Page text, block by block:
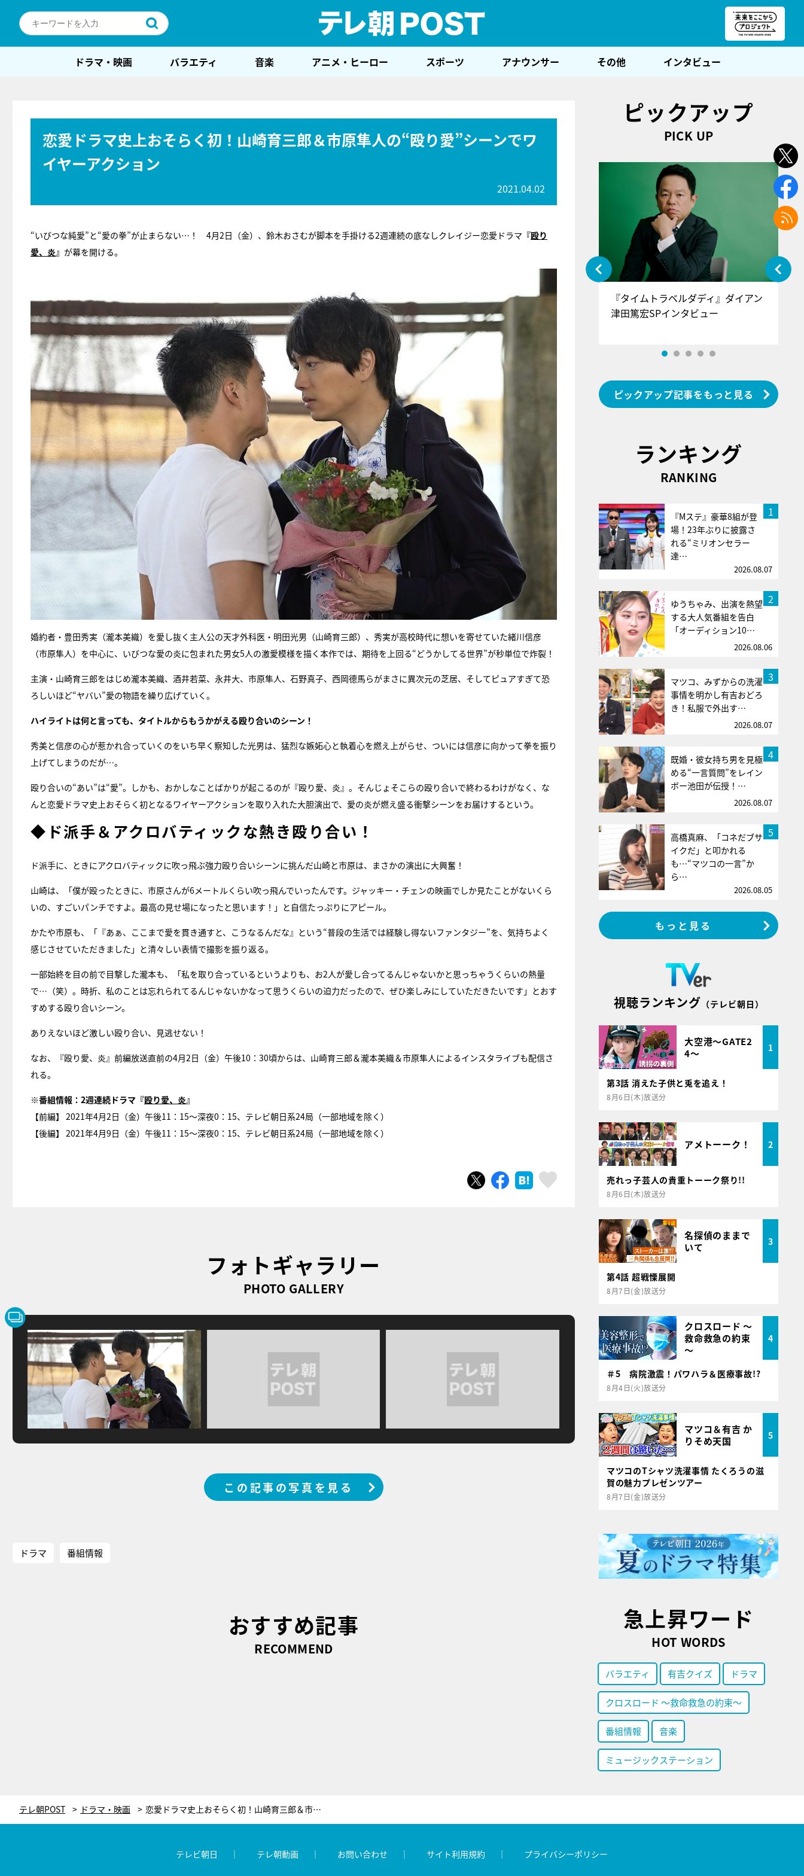
ドラマ・映画 バラエティ 音楽 アニメ・ヒーロー スポーツ アナウンサー その他 インタビュー
恋愛ドラマ史上おそらく初！山崎育三郎＆市原隼人の“殴り愛”シーンでワ
イヤーアクション
2021.04.02
“いびつな純愛”と“愛の拳”が止まらない…！ 4月2日（金）、鈴木おさむが脚本を手掛ける2週連続の底なしクレイジー恋愛ドラマ 『殴り
愛、炎』 が幕を開ける。
婚約者・豊田秀実（瀧本美織）を愛し抜く主人公の天才外科医・明田光男（山崎育三郎）、秀実が高校時代に想いを寄せていた緒川信彦
（市原隼人）を中心に、いびつな愛の炎に包まれた男女5人の激愛模様を描く本作では、期待を上回る“どうかしてる世界”が秒単位で炸裂！
主演・山崎育三郎をはじめ瀧本美織、酒井若菜、永井大、市原隼人、石野真子、西岡德馬らがまさに異次元の芝居、そしてピュアすぎて恐
ろしいほど“ヤバい”愛の物語を繰り広げていく。
ハイライトは何と言っても、タイトルからもうかがえる殴り合いのシーン！
秀美と信彦の心が惹かれ合っていくのをいち早く察知した光男は、猛烈な嫉妬心と執着心を燃え上がらせ、ついには信彦に向かって拳を振り
上げてしまうのだが…。
殴り合いの“あい”は“愛”。しかも、おかしなことばかりが起こるのが『殴り愛、炎』。そんじょそこらの殴り合いで終わるわけがなく、な
んと恋愛ドラマ史上おそらく初となるワイヤーアクションを取り入れた大胆演出で、愛の炎が燃え盛る衝撃シーンをお届けするという。
◆ド派手＆アクロバティックな熱き殴り合い！
ド派手に、ときにアクロバティックに吹っ飛ぶ強力殴り合いシーンに挑んだ山崎と市原は、まさかの演出に大興奮！
山崎は、「僕が殴ったときに、市原さんが6メートルくらい吹っ飛んでいったんです。ジャッキー・チェンの映画でしか見たことがないくら
いの、すごいパンチですよ。最高の見せ場になったと思います！」と自信たっぷりにアピール。
かたや市原も、「『あぁ、ここまで愛を貫き通すと、こうなるんだな』という“普段の生活では経験し得ないファンタジー”を、気持ちよく
感じさせていただきました」と清々しい表情で撮影を振り返る。
一部始終を目の前で目撃した瀧本も、「私を取り合っているというよりも、お2人が愛し合ってるんじゃないかと思っちゃうくらいの熱量
で…（笑）。時折、私のことは忘れられてるんじゃないかなって思うくらいの迫力だったので、ぜひ楽しみにしていただきたいです」とおす
すめする殴り合いシーン。
ありえないほど激しい殴り合い、見逃せない！
なお、『殴り愛、炎』前編放送直前の4月2日（金）午後10：30頃からは、山崎育三郎＆瀧本美織＆市原隼人によるインスタライブも配信さ
れる。
※番組情報：2週連続ドラマ『殴り愛、炎』
【前編】 2021年4月2日（金）午後11：15～深夜0：15、テレビ朝日系24局（一部地域を除く）
【後編】 2021年4月9日（金）午後11：15～深夜0：15、テレビ朝日系24局（一部地域を除く）
ツイートシェア はてブ
フォトギャラリー
PHOTO GALLERY
この記事の写真を見る
ドラマ 番組情報
おすすめ記事
RECOMMEND
ピックアップ
PICK UP
『アイ＝ラブ！げーみんぐ』＝LOV
E齋藤樹愛羅＆佐々木舞香SPインタ
ビュー
『タイムトラベルダディ』ダイアン
津田篤宏SPインタビュー
ピックアップ記事をもっと見る
ランキング
RANKING
1
『Mステ』豪華8組が登
場！23年ぶりに披露さ
れる“ミリオンセラー
達…
2026.08.07
2
ゆうちゃみ、出演を熱望
する大人気番組を告白
「オーディション10…
2026.08.06
3
マツコ、みずからの洗濯
事情を明かし有吉おどろ
き！私服で外出す…
2026.08.07
4
既婚・彼女持ち男を見極
める“一言質問”をレイン
ボー池田が伝授！…
2026.08.07
5
高橋真麻、「コネだブサ
イクだ」と叩かれる
も…“マツコの一言”か
ら…
2026.08.05
もっと見る
視聴ランキング （テレビ朝日）
大空港～GATE2
4～
1
第3話 消えた子供と兎を追え！
8月6日(木)放送分
アメトーーク！ 2
売れっ子芸人の貴重トーーク祭り!!
8月6日(木)放送分
名探偵のままで
いて
3
第4話 超戦慄展開
8月7日(金)放送分
クロスロード ～
救命救急の約束
～
4
＃5 病院激震！パワハラ＆医療事故!?
8月4日(火)放送分
マツコ＆有吉 か
りそめ天国
5
マツコのTシャツ洗濯事情 たくろうの滋
賀の魅力プレゼンツアー
8月7日(金)放送分
急上昇ワード
HOT WORDS
バラエティ 有吉クイズ ドラマ
クロスロード ～救命救急の約束～
番組情報 音楽
ミュージックステーション
テレ朝POST ドラマ・映画 恋愛ドラマ史上おそらく初！山崎育三郎＆市原隼人の“殴り愛”シーンでワイヤーアクション
テレビ朝日 テレ朝動画 お問い合わせ サイト利用規約 プライバシーポリシー